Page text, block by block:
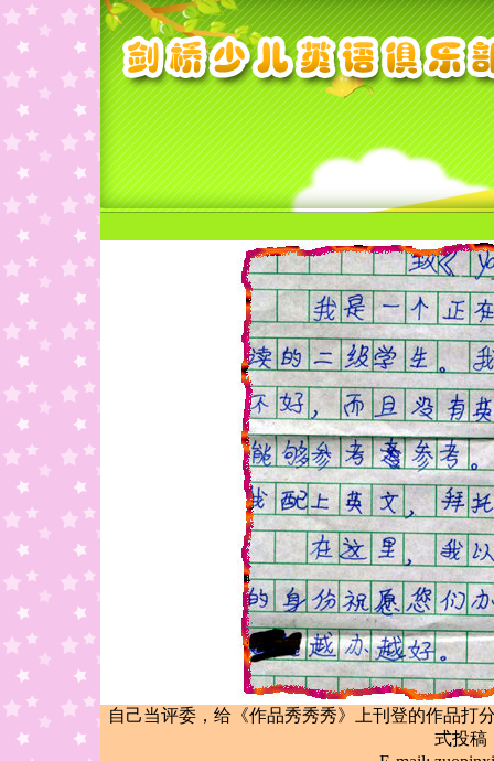
自己当评委，给《作品秀秀秀》上刊登的作品打
式投稿